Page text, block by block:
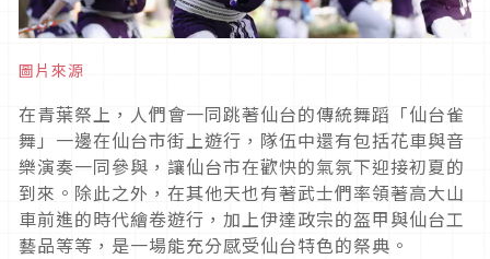
圖片來源
在青葉祭上，人們會一同跳著仙台的傳統舞蹈「仙台雀
舞」一邊在仙台市街上遊行，隊伍中還有包括花車與音
樂演奏一同參與，讓仙台市在歡快的氣氛下迎接初夏的
到來。除此之外，在其他天也有著武士們率領著高大山
車前進的時代繪卷遊行，加上伊達政宗的盔甲與仙台工
藝品等等，是一場能充分感受仙台特色的祭典。